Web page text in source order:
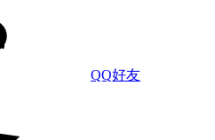
QQ好友